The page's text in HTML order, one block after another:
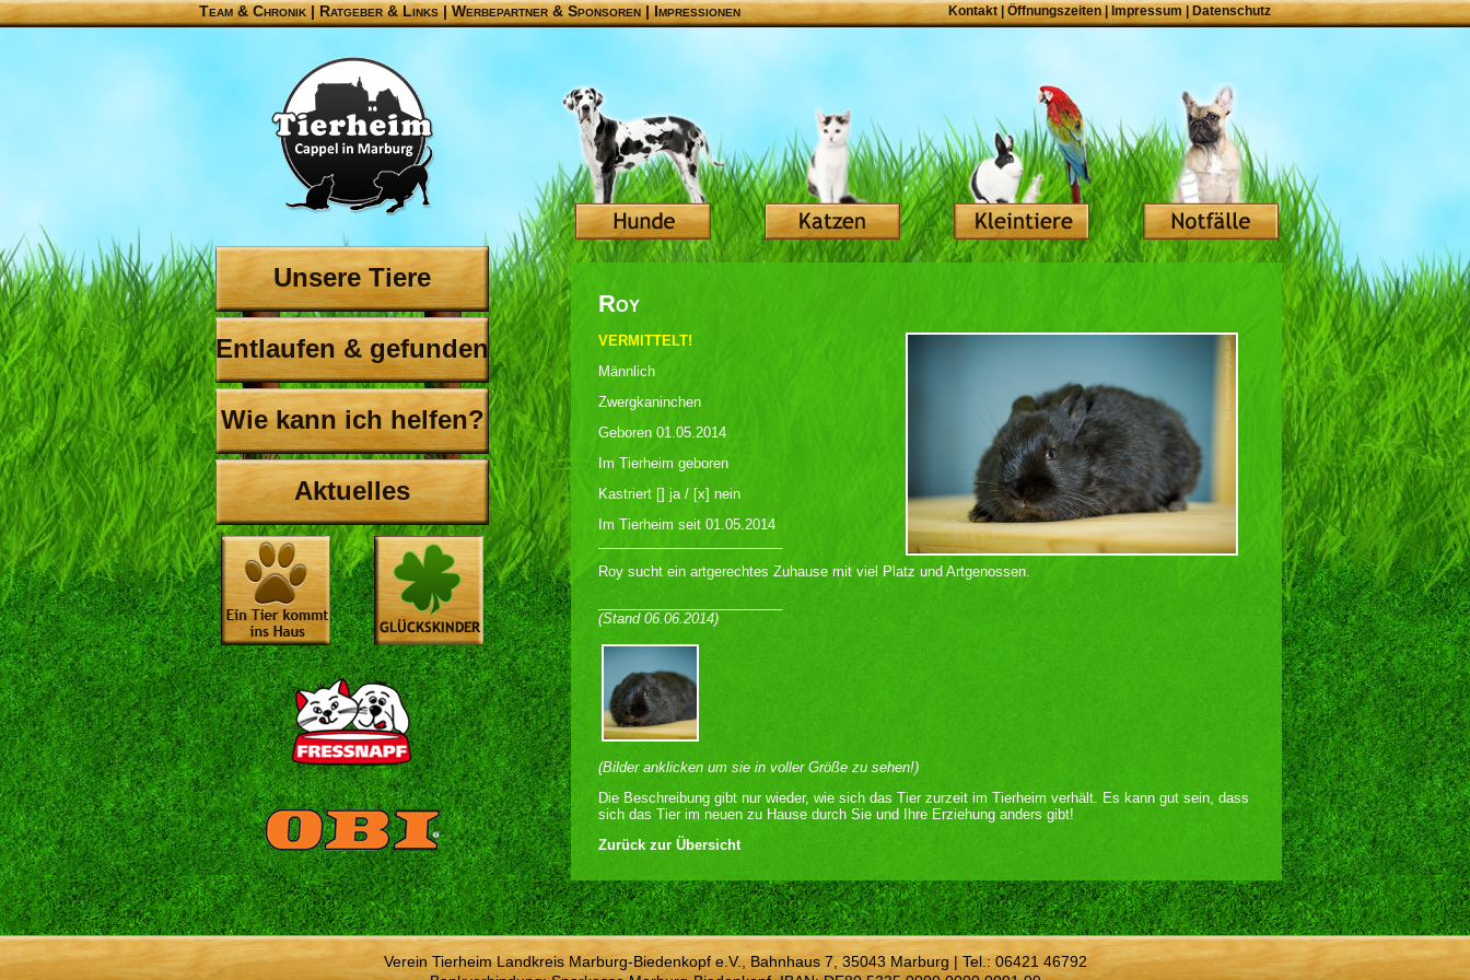
Team & Chronik |Ratgeber & Links|Werbepartner & Sponsoren|Impressionen Kontakt Öffnungszeiten| Impressum|Datenschutz
Unsere Tiere
Entlaufen & gefunden
Wie kann ich helfen?
Aktuelles
Roy
VERMITTELT!
Männlich
Zwergkaninchen
Geboren 01.05.2014
Im Tierheim geboren
Kastriert [] ja / [x] nein
Im Tierheim seit 01.05.2014
Roy sucht ein artgerechtes Zuhause mit viel Platz und Artgenossen.
(Stand 06.06.2014)
(Bilder anklicken um sie in voller Größe zu sehen!)
Die Beschreibung gibt nur wieder, wie sich das Tier zurzeit im Tierheim verhält. Es kann gut sein, dass
sich das Tier im neuen zu Hause durch Sie und Ihre Erziehung anders gibt!
Zurück zur Übersicht
Verein Tierheim Landkreis Marburg-Biedenkopf e.V., Bahnhaus 7, 35043 Marburg | Tel.: 06421 46792